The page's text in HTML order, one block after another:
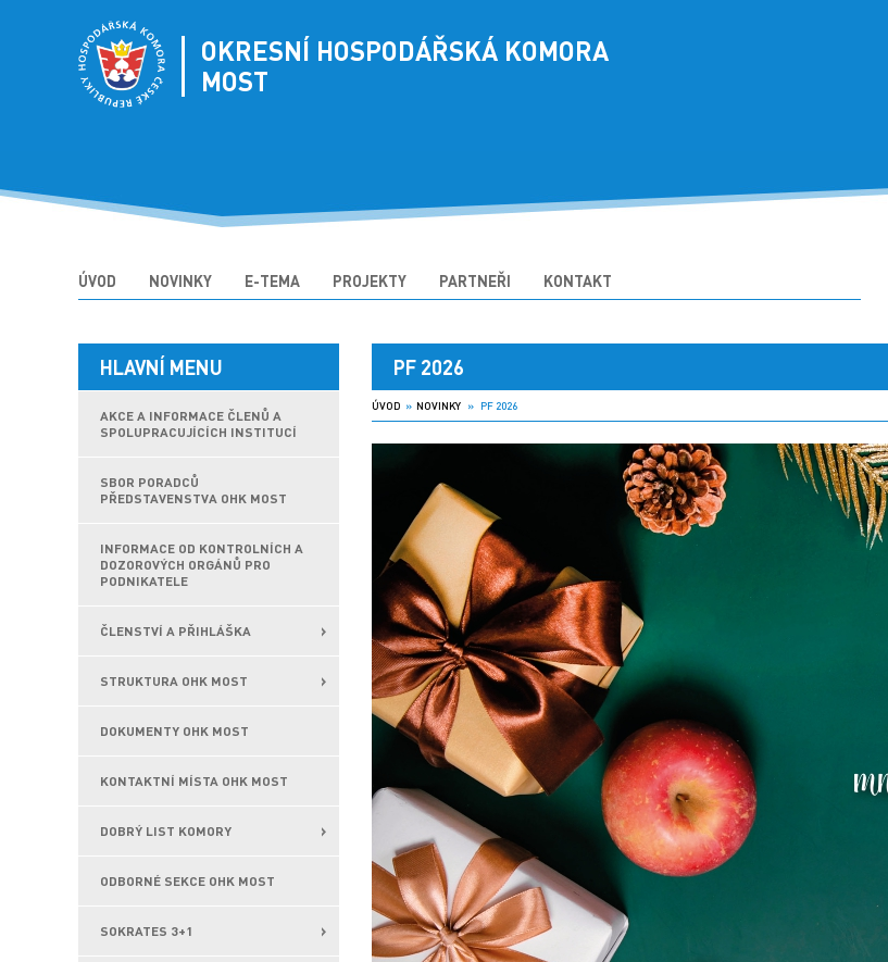
OKRESNÍ HOSPODÁŘSKÁ KOMORA
MOST
ÚVOD NOVINKY E-TEMA PROJEKTY PARTNEŘI KONTAKT
HLAVNÍ MENU
AKCE A INFORMACE ČLENŮ A
SPOLUPRACUJÍCÍCH INSTITUCÍ
SBOR PORADCŮ
PŘEDSTAVENSTVA OHK MOST
INFORMACE OD KONTROLNÍCH A
DOZOROVÝCH ORGÁNŮ PRO
PODNIKATELE
ČLENSTVÍ A PŘIHLÁŠKA
STRUKTURA OHK MOST
DOKUMENTY OHK MOST
KONTAKTNÍ MÍSTA OHK MOST
DOBRÝ LIST KOMORY
ODBORNÉ SEKCE OHK MOST
SOKRATES 3+1
PF 2026
ÚVOD » NOVINKY » PF 2026